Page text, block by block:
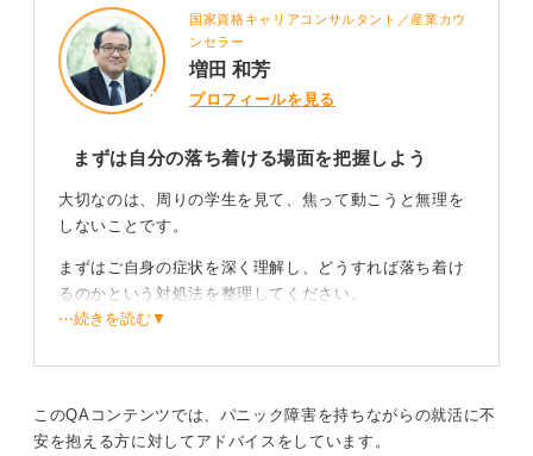
せたサポートやアドバイスをくれるはずです。
自分らしく働ける場所は必ず存在します。自分を大切に
しながら、一歩ずつ自分の居場所を一緒に探していきま
しょう。決して一人ではないですよ。
0
国家資格キャリアコンサルタント／産業カウ
ンセラー
増田 和芳
プロフィールを見る
まずは自分の落ち着ける場面を把握しよう
大切なのは、周りの学生を見て、焦って動こうと無理を
しないことです。
まずはご自身の症状を深く理解し、どうすれば落ち着け
るのかという対処法を整理してください。
多様な働き方がある！ 支援制度も視野に入れてみよ
う
⋯続きを読む▼
このQAコンテンツでは、パニック障害を持ちながらの就活に不
安を抱える方に対してアドバイスをしています。